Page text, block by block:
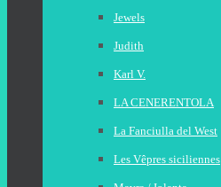
Jewels
Judith
Karl V.
LA CENERENTOLA
La Fanciulla del West
Les Vêpres siciliennes